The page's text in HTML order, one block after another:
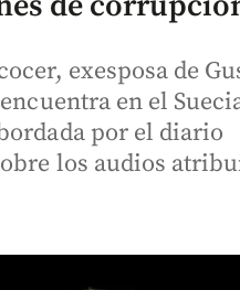
exesposa de
en el
por el diario
los audios